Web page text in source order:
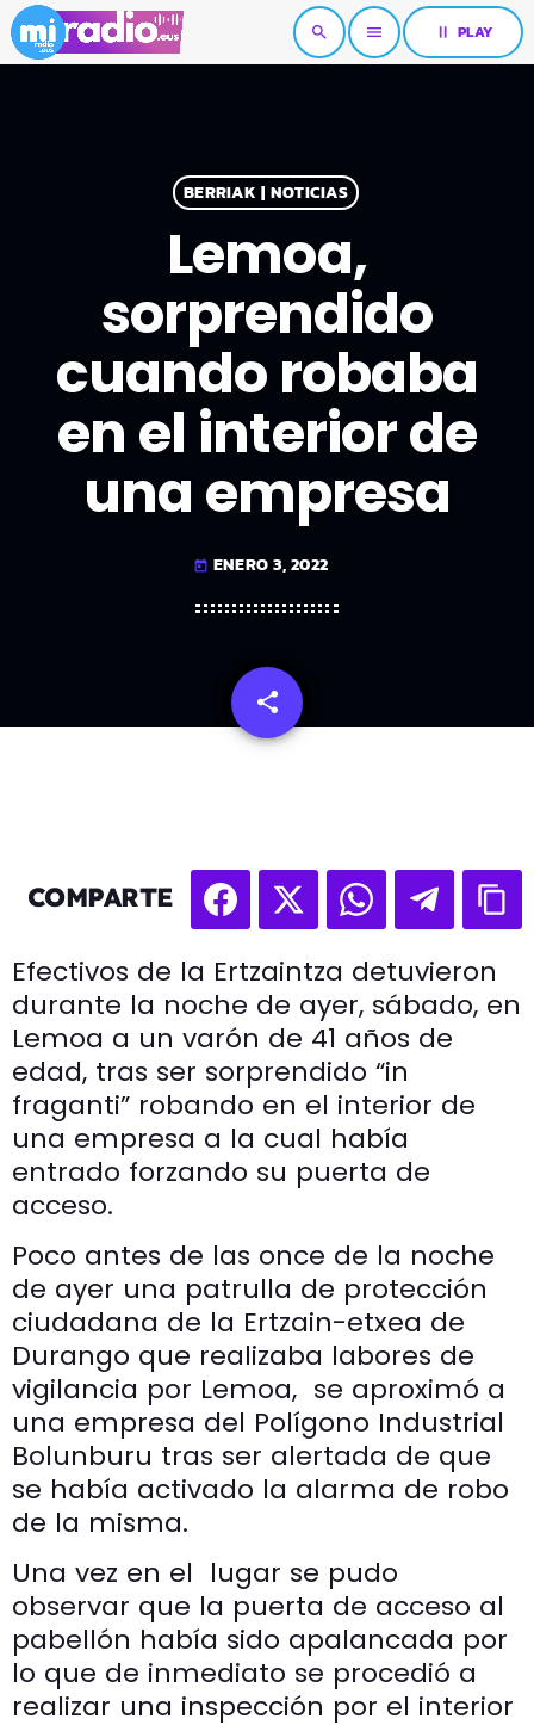
search menu pause PLAY
BERRIAK | NOTICIAS
Lemoa,
sorprendido
cuando robaba
en el interior de
una empresa
today ENERO 3, 2022
share
email
COMPARTE
Efectivos de la Ertzaintza detuvieron
durante la noche de ayer, sábado, en
Lemoa a un varón de 41 años de
edad, tras ser sorprendido “in
fraganti” robando en el interior de
una empresa a la cual había
entrado forzando su puerta de
acceso.
Poco antes de las once de la noche
de ayer una patrulla de protección
ciudadana de la Ertzain-etxea de
Durango que realizaba labores de
vigilancia por Lemoa, se aproximó a
una empresa del Polígono Industrial
Bolunburu tras ser alertada de que
se había activado la alarma de robo
de la misma.
Una vez en el lugar se pudo
observar que la puerta de acceso al
pabellón había sido apalancada por
lo que de inmediato se procedió a
realizar una inspección por el interior